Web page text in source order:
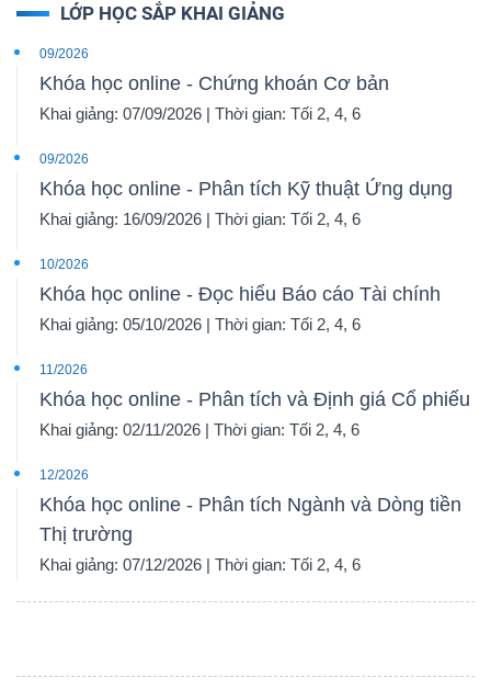
LỚP HỌC SẮP KHAI GIẢNG
09/2026
Khóa học online - Chứng khoán Cơ bản
Khai giảng: 07/09/2026 | Thời gian: Tối 2, 4, 6
09/2026
Khóa học online - Phân tích Kỹ thuật Ứng dụng
Khai giảng: 16/09/2026 | Thời gian: Tối 2, 4, 6
10/2026
Khóa học online - Đọc hiểu Báo cáo Tài chính
Khai giảng: 05/10/2026 | Thời gian: Tối 2, 4, 6
11/2026
Khóa học online - Phân tích và Định giá Cổ phiếu
Khai giảng: 02/11/2026 | Thời gian: Tối 2, 4, 6
12/2026
Khóa học online - Phân tích Ngành và Dòng tiền
Thị trường
Khai giảng: 07/12/2026 | Thời gian: Tối 2, 4, 6